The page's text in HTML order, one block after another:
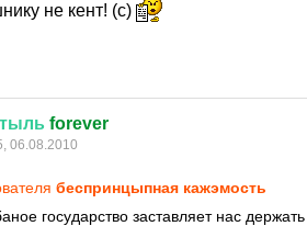
не кент! (с)
forever
06.08.2010
беспринцыпная кажэмость
государство заставляет нас